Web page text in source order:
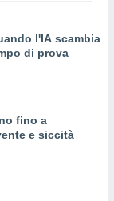
l'IA scambia
di prova
fino a
e siccità